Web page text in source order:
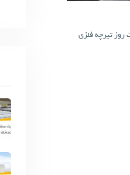
روز تیرچه فلزی